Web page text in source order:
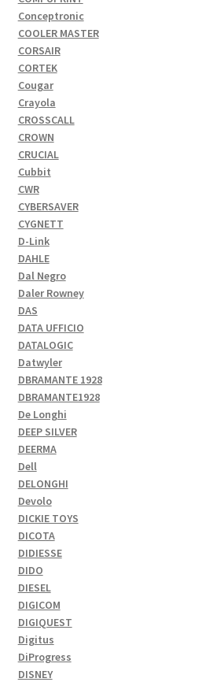
Conceptronic
COOLER MASTER
CORSAIR
CORTEK
Cougar
Crayola
CROSSCALL
CROWN
CRUCIAL
Cubbit
CWR
CYBERSAVER
CYGNETT
D-Link
DAHLE
Dal Negro
Daler Rowney
DAS
DATA UFFICIO
DATALOGIC
Datwyler
DBRAMANTE 1928
DBRAMANTE1928
De Longhi
DEEP SILVER
DEERMA
Dell
DELONGHI
Devolo
DICKIE TOYS
DICOTA
DIDIESSE
DIDO
DIESEL
DIGICOM
DIGIQUEST
Digitus
DiProgress
DISNEY